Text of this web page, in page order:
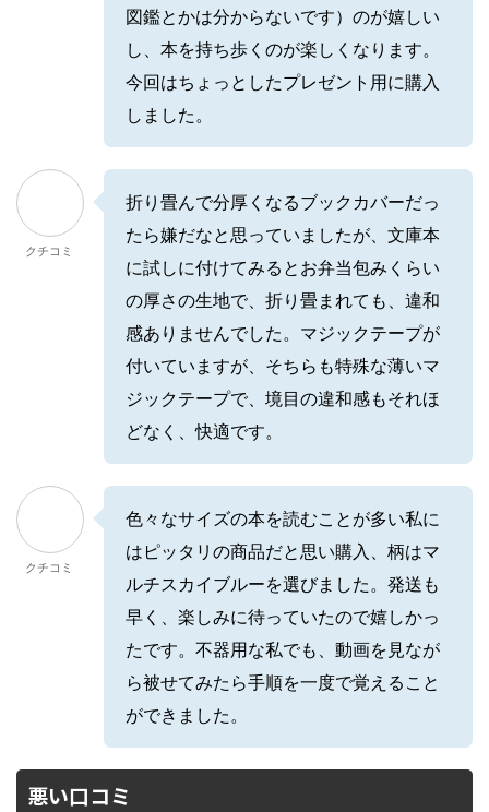
図鑑とかは分からないです）のが嬉しい
し、本を持ち歩くのが楽しくなります。
今回はちょっとしたプレゼント用に購入
しました。
クチコミ
折り畳んで分厚くなるブックカバーだっ
たら嫌だなと思っていましたが、文庫本
に試しに付けてみるとお弁当包みくらい
の厚さの生地で、折り畳まれても、違和
感ありませんでした。マジックテープが
付いていますが、そちらも特殊な薄いマ
ジックテープで、境目の違和感もそれほ
どなく、快適です。
クチコミ
色々なサイズの本を読むことが多い私に
はピッタリの商品だと思い購入、柄はマ
ルチスカイブルーを選びました。発送も
早く、楽しみに待っていたので嬉しかっ
たです。不器用な私でも、動画を見なが
ら被せてみたら手順を一度で覚えること
ができました。
悪い口コミ